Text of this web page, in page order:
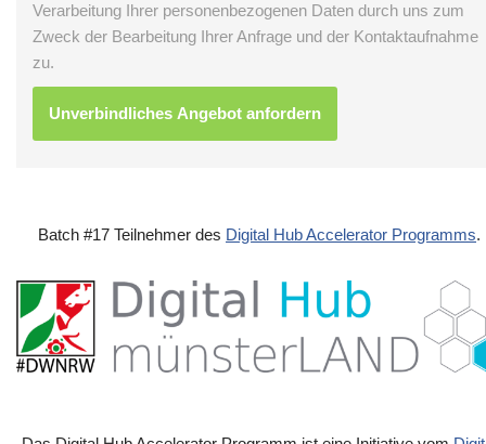
Verarbeitung Ihrer personenbezogenen Daten durch uns zum
Zweck der Bearbeitung Ihrer Anfrage und der Kontaktaufnahme
zu.
Batch #17 Teilnehmer des Digital Hub Accelerator Programms.